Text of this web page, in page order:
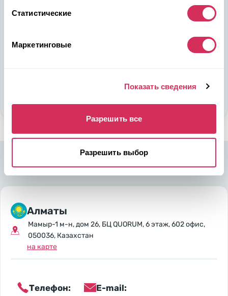
Статистические
Маркетинговые
Показать сведения
Разрешить все
Разрешить выбор
Казахстана станет эрой больших возможностей
Стать партнером
Алматы
Мамыр-1 м-н, дом 26, БЦ QUORUM, 6 этаж, 602 офис,
050036, Казахстан
на карте
Телефон: E-mail: